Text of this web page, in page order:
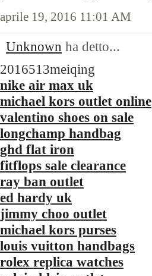
aprile 19, 2016 11:01 AM
Unknown ha detto...
2016513meiqing
nike air max uk
michael kors outlet online
valentino shoes on sale
longchamp handbag
ghd flat iron
fitflops sale clearance
ray ban outlet
ed hardy uk
jimmy choo outlet
michael kors purses
louis vuitton handbags
rolex replica watches